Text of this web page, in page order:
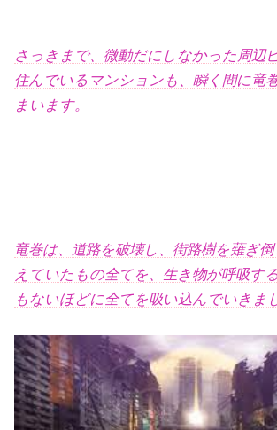
さっきまで、微動だにしなかった周辺
住んでいるマンションも、瞬く間に竜
まいます。
竜巻は、道路を破壊し、街路樹を薙ぎ
えていたもの全てを、生き物が呼吸す
もないほどに全てを吸い込んでいきま